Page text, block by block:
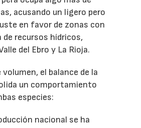
acusando un ligero pero
en favor de zonas con
recursos hídricos,
del Ebro y La Rioja.
el balance de la
un comportamiento
especies:
nacional se ha